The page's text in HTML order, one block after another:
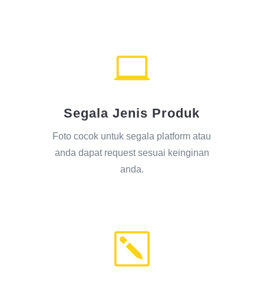

Segala Jenis Produk
Foto cocok untuk segala platform atau
anda dapat request sesuai keinginan
anda.
k